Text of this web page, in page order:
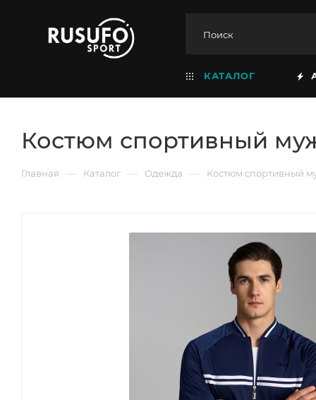
КАТАЛОГ
Костюм спортивный
Главная — Каталог — Одежда — Костюм спортивный